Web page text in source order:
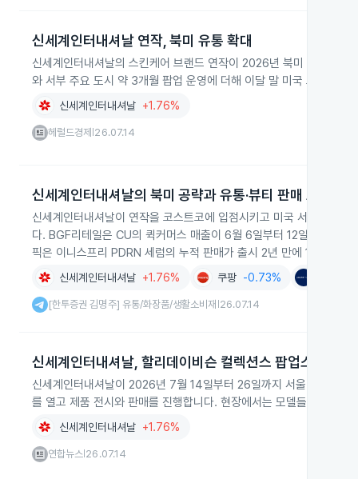
신세계인터내셔날 연작, 북미 유통 확대
신세계인터내셔날의 스킨케어 브랜드 연작이 2026년 북미 시장 진
와 서부 주요 도시 약 3개월 팝업 운영에 더해 이달 말 미국 코스트코
신세계인터내셔날 +1.76%
헤럴드경제 26.07.14
신세계인터내셔날의 북미 공략과 유통·뷰티 판매 호조
신세계인터내셔날이 연작을 코스트코에 입점시키고 미국 서부 주요
다. BGF리테일은 CU의 퀵커머스 매출이 6월 6일부터 12일까지 전
픽은 이니스프리 PDRN 세럼의 누적 판매가 출시 2년 만에 195만 병
신세계인터내셔날 +1.76% 쿠팡 -0.73%
[한투증권 김명주] 유통/화장품/생활소비재 26.07.14
신세계인터내셔날, 할리데이비슨 컬렉션스 팝업스토어
신세계인터내셔날이 2026년 7월 14일부터 26일까지 서울 성수동에
를 열고 제품 전시와 판매를 진행합니다. 현장에서는 모델들이 직접
신세계인터내셔날 +1.76%
연합뉴스 26.07.14